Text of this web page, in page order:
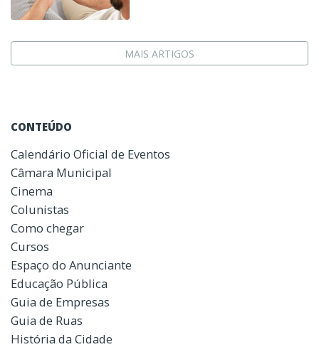
MAIS ARTIGOS
CONTEÚDO
Calendário Oficial de Eventos
Câmara Municipal
Cinema
Colunistas
Como chegar
Cursos
Espaço do Anunciante
Educação Pública
Guia de Empresas
Guia de Ruas
História da Cidade